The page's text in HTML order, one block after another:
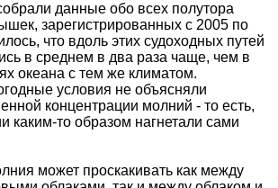
данные обо всех полутора
зарегистрированных с 2005 по
что вдоль этих судоходных путей
в среднем в два раза чаще, чем в
океана с тем же климатом.
условия не объясняли
концентрации молний - то есть,
каким-то образом нагнетали сами
может проскакивать как между